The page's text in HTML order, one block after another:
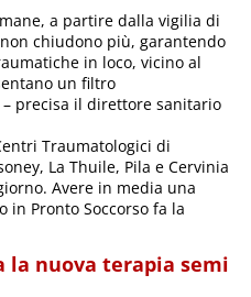
a partire dalla vigilia di
chiudono più, garantendo
in loco, vicino al
un filtro
precisa il direttore sanitario
Traumatologici di
La Thuile, Pila e Cervinia
Avere in media una
Pronto Soccorso fa la
la nuova terapia semi